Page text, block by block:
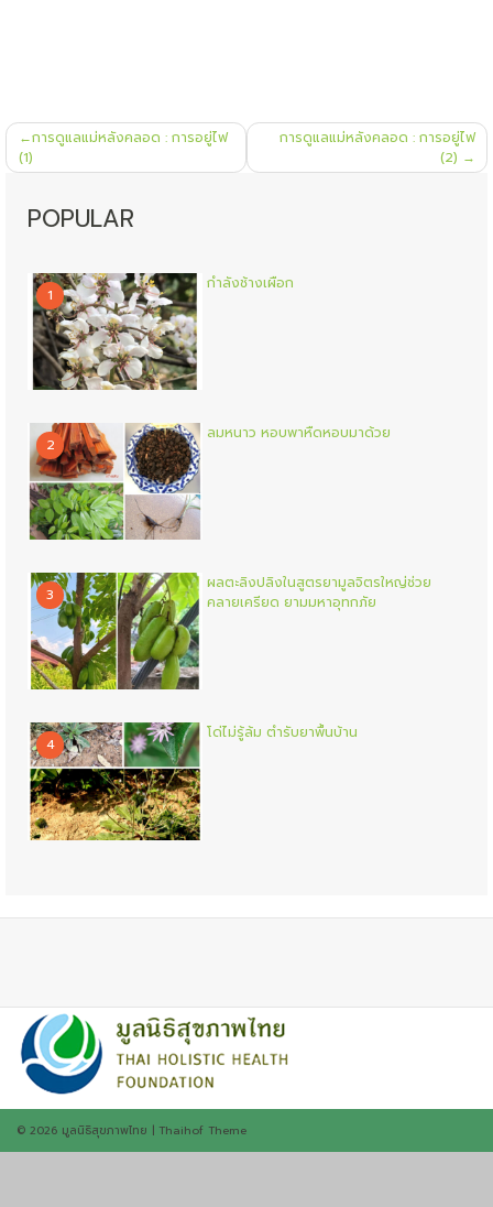
แนะแนว
เรื่อง
การดูแลแม่หลังคลอด : การอยู่ไฟ
(1)
การดูแลแม่หลังคลอด : การอยู่ไฟ
(2)
POPULAR
1
กำลังช้างเผือก
2
ลมหนาว หอบพาหืดหอบมาด้วย
3
ผลตะลิงปลิงในสูตรยามูลจิตรใหญ่ช่วย
คลายเครียด ยามมหาอุทกภัย
4
โด่ไม่รู้ล้ม ตำรับยาพื้นบ้าน
© 2026 มูลนิธิสุขภาพไทย | Thaihof Theme